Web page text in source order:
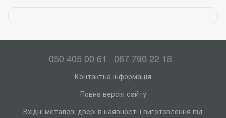
050 405 00 61 067 790 22 18
Контактна інформація
Повна версія сайту
Вхідні металеві двері в наявності і виготовлення під